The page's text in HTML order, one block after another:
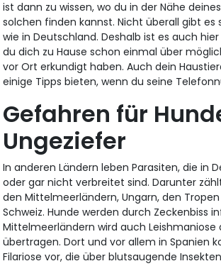
ist dann zu wissen, wo du in der Nähe
solchen finden kannst. Nicht überall gibt es
wie in Deutschland. Deshalb ist es auch
du dich zu Hause schon einmal über
vor Ort erkundigt haben. Auch dein
einige Tipps bieten, wenn du seine
Gefahren für
Ungeziefer
In anderen Ländern leben Parasiten, die in
oder gar nicht verbreitet sind. Darunter
den Mittelmeerländern, Ungarn, den
Schweiz. Hunde werden durch Zeckenbiss
Mittelmeerländern wird auch Leishmaniose
übertragen. Dort und vor allem in Spanien
Filariose vor, die über blutsaugende